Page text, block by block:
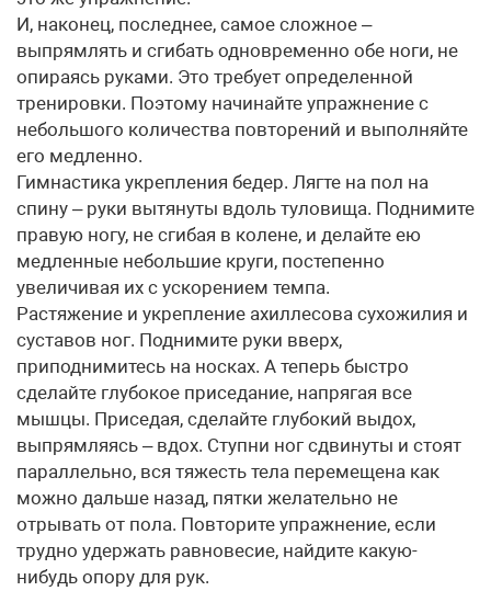
И, наконец, последнее, самое сложное –
выпрямлять и сгибать одновременно обе ноги, не
опираясь руками. Это требует определенной
тренировки. Поэтому начинайте упражнение с
небольшого количества повторений и выполняйте
его медленно.
Гимнастика укрепления бедер. Лягте на пол на
спину – руки вытянуты вдоль туловища. Поднимите
правую ногу, не сгибая в колене, и делайте ею
медленные небольшие круги, постепенно
увеличивая их с ускорением темпа.
Растяжение и укрепление ахиллесова сухожилия и
суставов ног. Поднимите руки вверх,
приподнимитесь на носках. А теперь быстро
сделайте глубокое приседание, напрягая все
мышцы. Приседая, сделайте глубокий выдох,
выпрямляясь – вдох. Ступни ног сдвинуты и стоят
параллельно, вся тяжесть тела перемещена как
можно дальше назад, пятки желательно не
отрывать от пола. Повторите упражнение, если
трудно удержать равновесие, найдите какую-
нибудь опору для рук.